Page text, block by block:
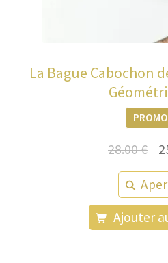
La Bague Cabochon
28.00€
Le
Ajouter